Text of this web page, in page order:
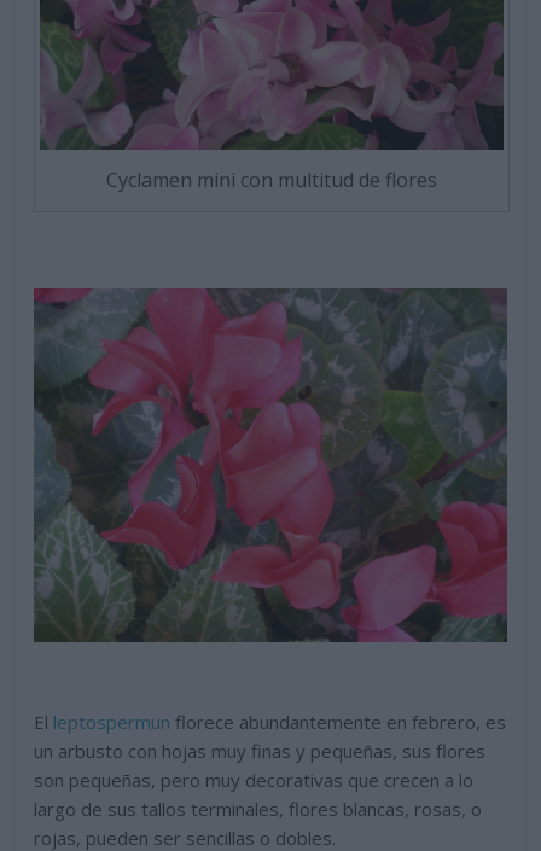
Cyclamen mini con multitud de flores
El leptospermun florece abundantemente en febrero, es
un arbusto con hojas muy finas y pequeñas, sus flores
son pequeñas, pero muy decorativas que crecen a lo
largo de sus tallos terminales, flores blancas, rosas, o
rojas, pueden ser sencillas o dobles.